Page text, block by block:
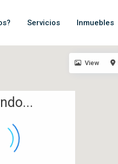
Servicios Inmuebles
View